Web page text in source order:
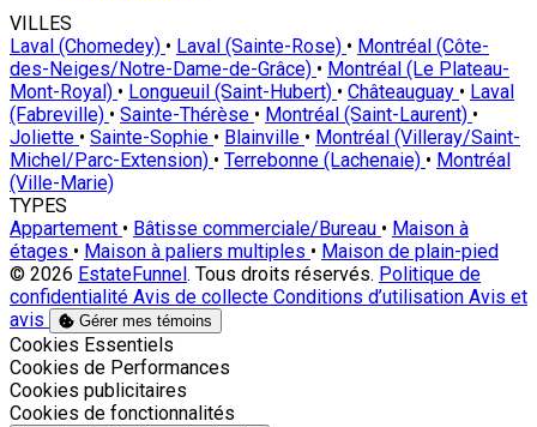
VILLES
Laval (Chomedey) • Laval (Sainte-Rose) • Montréal (Côte-
des-Neiges/Notre-Dame-de-Grâce) • Montréal (Le Plateau-
Mont-Royal) • Longueuil (Saint-Hubert) • Châteauguay • Laval
(Fabreville) • Sainte-Thérèse • Montréal (Saint-Laurent) •
Joliette • Sainte-Sophie • Blainville • Montréal (Villeray/Saint-
Michel/Parc-Extension) • Terrebonne (Lachenaie) • Montréal
(Ville-Marie)
TYPES
Appartement • Bâtisse commerciale/Bureau • Maison à
étages • Maison à paliers multiples • Maison de plain-pied
© 2026 EstateFunnel . Tous droits réservés. Politique de
confidentialité Avis de collecte Conditions d’utilisation Avis et
avis
Gérer mes témoins
Activer
Cookies Essentiels
Activer
Cookies de Performances
Activer
Cookies publicitaires
Activer
Cookies de fonctionnalités